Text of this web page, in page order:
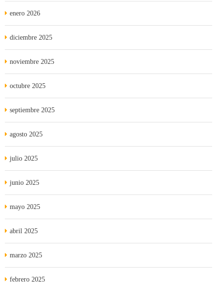
enero 2026
diciembre 2025
noviembre 2025
octubre 2025
septiembre 2025
agosto 2025
julio 2025
junio 2025
mayo 2025
abril 2025
marzo 2025
febrero 2025